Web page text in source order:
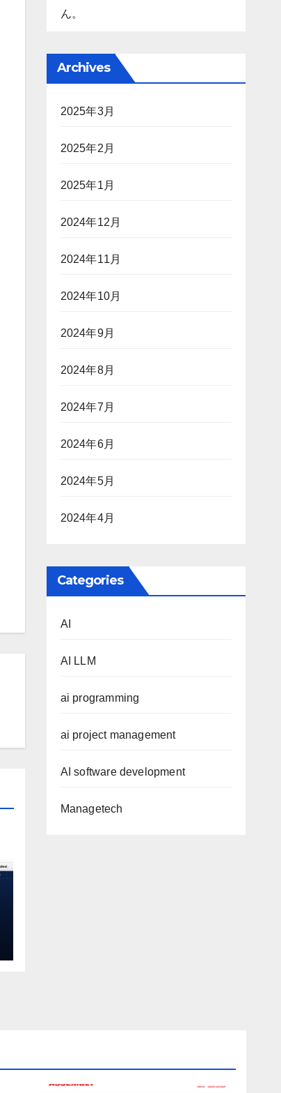
ん。
Archives
2025年3月
2025年2月
2025年1月
2024年12月
2024年11月
2024年10月
2024年9月
2024年8月
2024年7月
2024年6月
2024年5月
2024年4月
Categories
AI
AI LLM
ai programming
ai project management
AI software development
Managetech